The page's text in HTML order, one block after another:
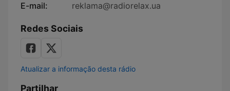
E-mail:
reklama@radiorelax.ua
Redes Sociais
Atualizar a informação desta rádio
Partilhar